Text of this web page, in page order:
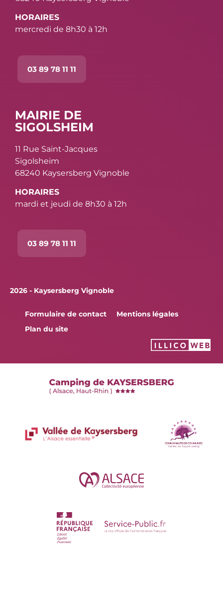
HORAIRES
mercredi de 8h30 à 12h
03 89 78 11 11
MAIRIE DE
SIGOLSHEIM
11 Rue Saint-Jacques
Sigolsheim
68240 Kaysersberg Vignoble
HORAIRES
mardi et jeudi de 8h30 à 12h
03 89 78 11 11
2026 - Kaysersberg Vignoble
Formulaire de contact
Mentions légales
Plan du site